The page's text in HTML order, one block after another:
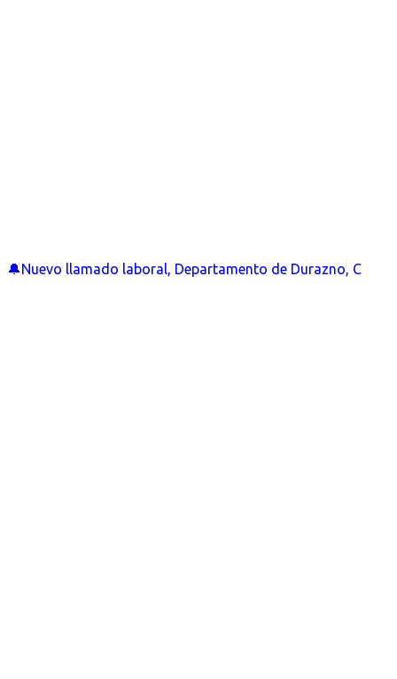
🔔Nuevo llamado laboral, Departamento de Durazno, C